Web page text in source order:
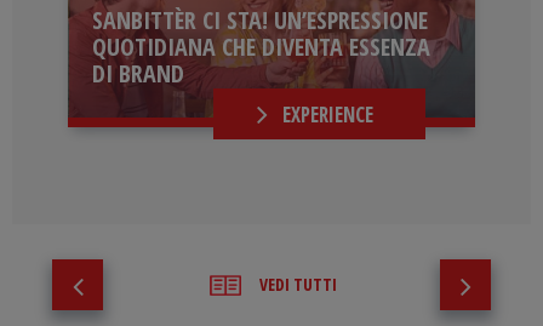
SANBITTÈR CI STA! UN’ESPRESSIONE
QUOTIDIANA CHE DIVENTA ESSENZA
DI BRAND
EXPERIENCE
VEDI TUTTI